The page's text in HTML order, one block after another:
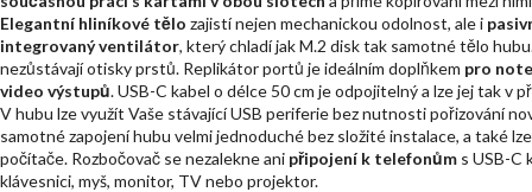
Elegantní hliníkové tělo zajistí nejen mechanickou odolnost, ale i
integrovaný ventilátor, který chladí jak M.2 disk tak samotné tělo
nezůstávají otisky prstů. Replikátor portů je ideálním doplňkem pro
video výstupů. USB-C kabel o délce 50 cm je odpojitelný a lze jej tak v
V hubu lze využít Vaše stávající USB periferie bez nutnosti pořizování
samotné zapojení hubu velmi jednoduché bez složité instalace, a také
počítače. Rozbočovač se nezalekne ani připojení k telefonům s USB-C
klávesnici, myš, monitor, TV nebo projektor.